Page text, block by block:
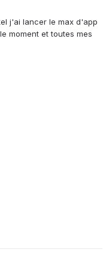
j'ai lancer le max d'app
moment et toutes mes